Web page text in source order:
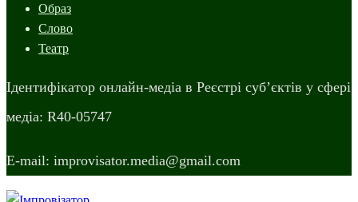
Образ
Слово
Театр
Ідентифікатор онлайн-медіа в Реєстрі суб’єктів у сфері
медіа: R40-05747
E-mail: improvisator.media@gmail.com